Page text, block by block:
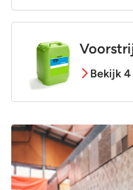
Bekijk